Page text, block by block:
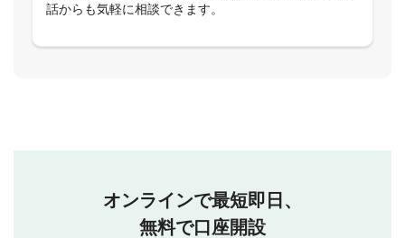
話からも気軽に相談できます。
オンラインで最短即日、
無料で口座開設